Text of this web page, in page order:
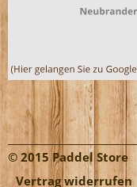
© 2015 Paddel Store
Vertrag widerrufen